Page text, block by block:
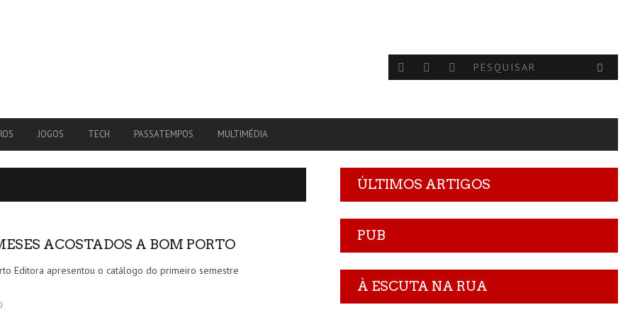
JOGOS TECH PASSATEMPOS MULTIMÉDIA
ACOSTADOS A BOM PORTO
Editora apresentou o catálogo do primeiro semestre
ÚLTIMOS ARTIGOS
PUB
À ESCUTA NA RUA